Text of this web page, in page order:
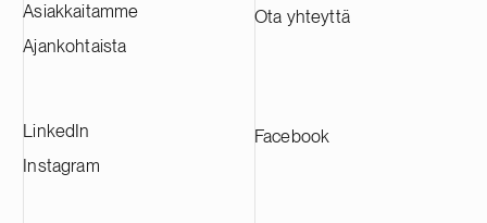
Asiakkaitamme
Ajankohtaista
Ota yhteyttä
LinkedIn
Instagram
Facebook